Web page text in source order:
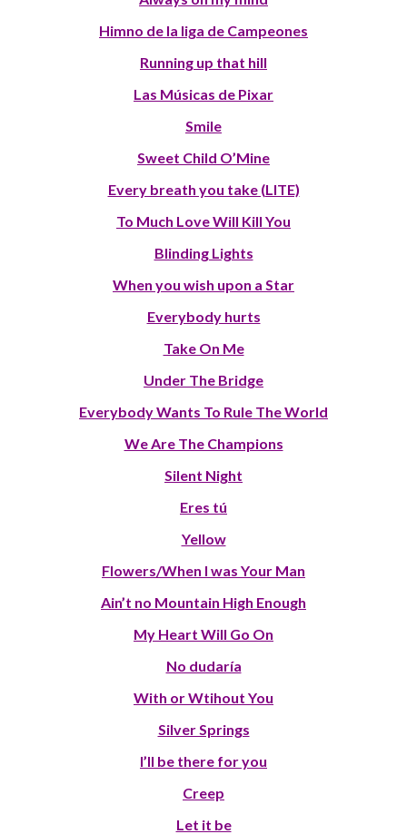
Himno de la liga de Campeones
Running up that hill
Las Músicas de Pixar
Smile
Sweet Child O’Mine
Every breath you take (LITE)
To Much Love Will Kill You
Blinding Lights
When you wish upon a Star
Everybody hurts
Take On Me
Under The Bridge
Everybody Wants To Rule The World
We Are The Champions
Silent Night
Eres tú
Yellow
Flowers/When I was Your Man
Ain’t no Mountain High Enough
My Heart Will Go On
No dudaría
With or Wtihout You
Silver Springs
I’ll be there for you
Creep
Let it be